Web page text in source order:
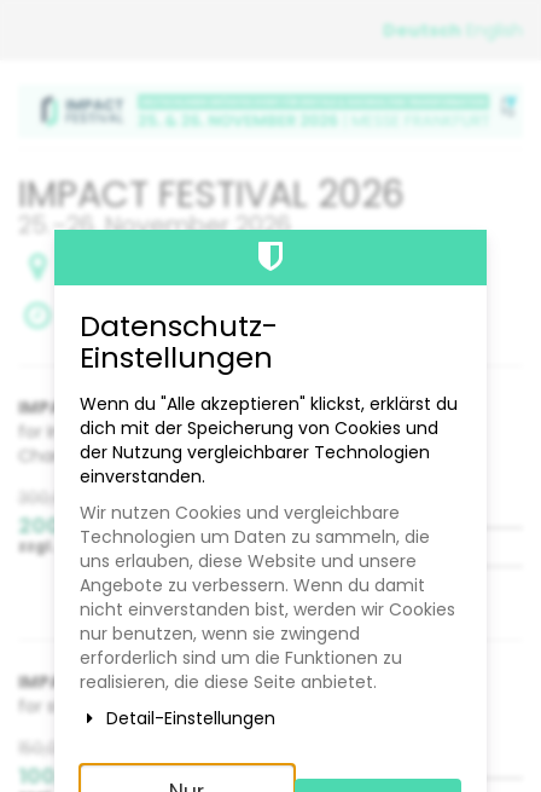
springen
Deutsch English
IMPACT FESTIVAL 2026
–bis
26. November 2026
Forum, Messe Frankfurt
25.– bis
26. November 2026
Zum Kalender hinzufügen
Produkte
Unkategorisierte
Produkte
IMPACT PASS
for Investors, Corporates, Start-ups, NGO's, NPO's and
Changemaker
Ursprünglicher
Preis:
Neuer
Preis:
200,00 €
zzgl. 19% MwSt.
Menge
-
+
IMPACT PASS - Reduced Fee
for students and unemployed
Ursprünglicher
Preis:
150,00 €
Neuer
100,00 €
Datenschutz-
Einstellungen
Wenn du "Alle akzeptieren" klickst, erklärst du
dich mit der Speicherung von Cookies und
der Nutzung vergleichbarer Technologien
einverstanden.
Wir nutzen Cookies und vergleichbare
Technologien um Daten zu sammeln, die
uns erlauben, diese Website und unsere
Angebote zu verbessern. Wenn du damit
nicht einverstanden bist, werden wir Cookies
nur benutzen, wenn sie zwingend
erforderlich sind um die Funktionen zu
realisieren, die diese Seite anbietet.
Detail-Einstellungen